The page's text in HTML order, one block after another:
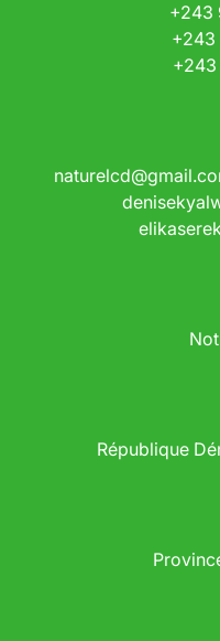
+243
+243
+243
République